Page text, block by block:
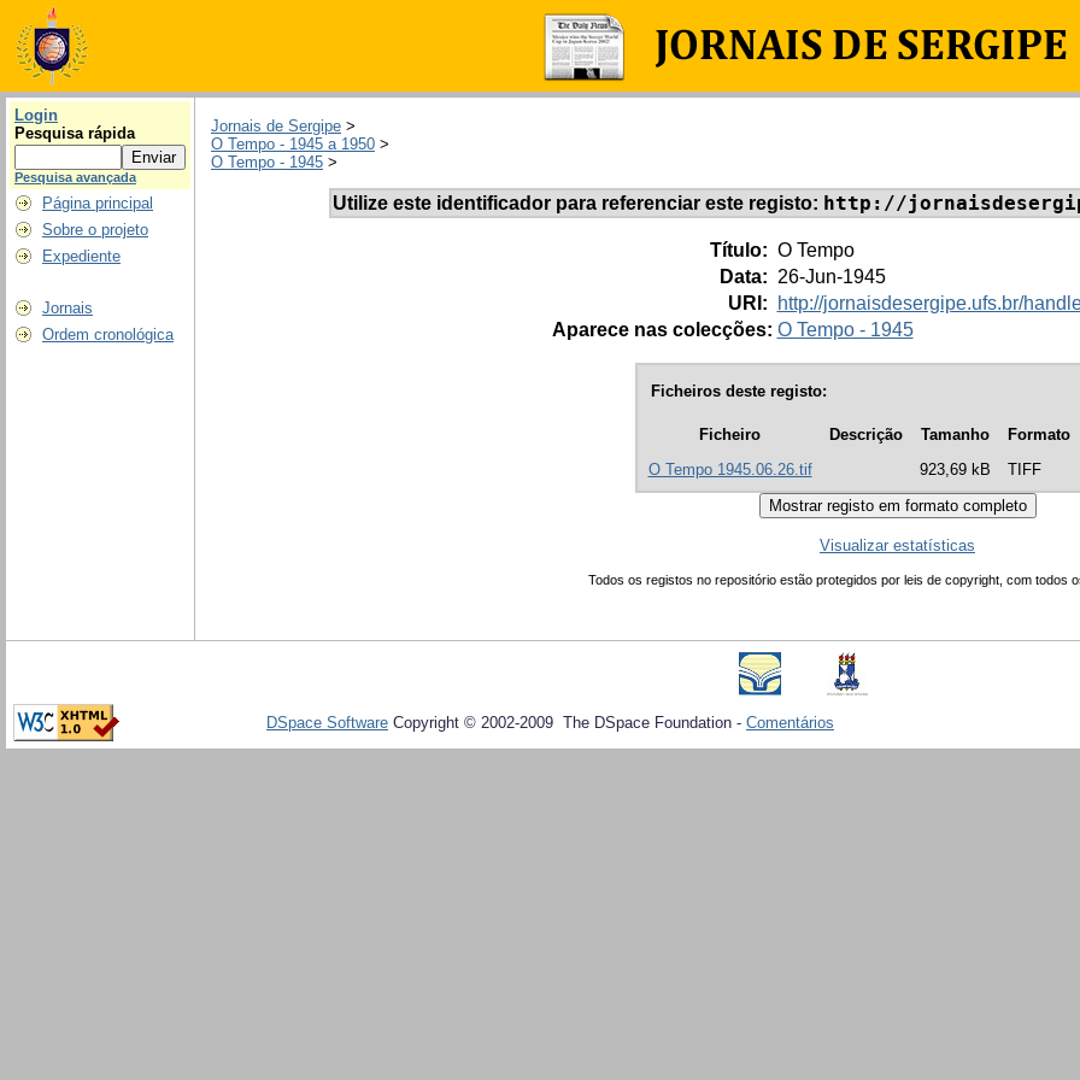
Login
Pesquisa rápida
Pesquisa avançada
Página principal
Sobre o projeto
Expediente
Jornais
Ordem cronológica
Jornais de Sergipe >
O Tempo - 1945 a 1950 >
O Tempo - 1945 >
Utilize este identificador para referenciar este registo: http://
Título: O Tempo
Data: 26-Jun-1945
URI:
http://jornaisdesergipe.ufs.br/
Aparece nas colecções: O Tempo - 1945
Ficheiros deste registo:
Ficheiro Descrição Tamanho
Formato
O Tempo 1945.06.26.tif
923,69 kB TIFF
Visualizar estatísticas
Todos os registos no repositório estão protegidos por leis de copyright, com todos
DSpace Software Copyright © 2002-2009 The DSpace Foundation - Comentários